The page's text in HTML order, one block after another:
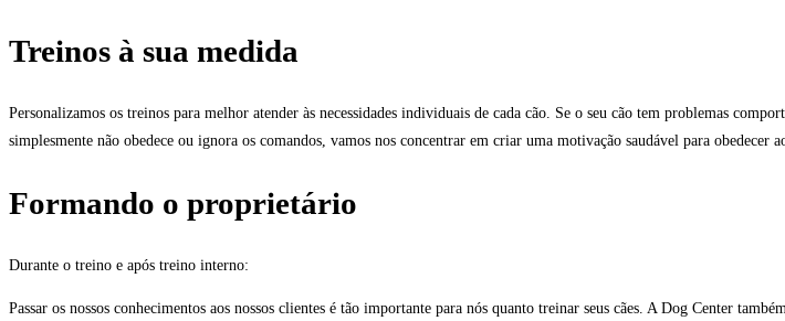
Treinos à sua medida
Personalizamos os treinos para melhor atender às necessidades individuais de cada cão. Se o seu cão tem problemas
simplesmente não obedece ou ignora os comandos, vamos nos concentrar em criar uma motivação saudável para obedecer
Formando o proprietário
Durante o treino e após treino interno:
Passar os nossos conhecimentos aos nossos clientes é tão importante para nós quanto treinar seus cães. A Dog Center